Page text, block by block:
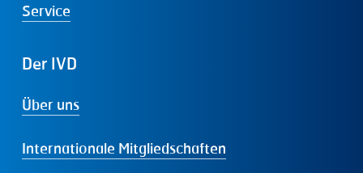
Service
Der IVD
Über uns
Internationale Mitgliedschaften